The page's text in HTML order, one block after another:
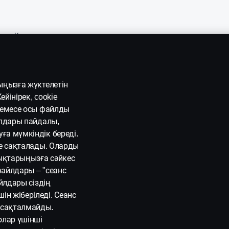
Қызметтер
Сандық қызметтер
Қаржы
жүктелетін
cookie
осы файлды
пайдалы,
мүмкіндік береді.
сақталады. Оларды
сәйкес
– "сеанс
сіздің
жіберіледі. Сеанс
үшінші